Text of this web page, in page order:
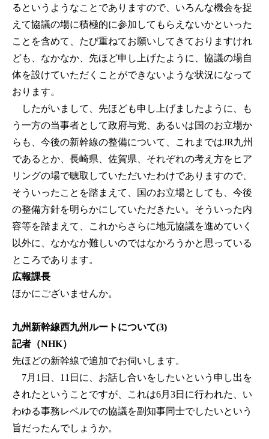
るというようなことでありますので、いろんな機会を捉
えて協議の場に積極的に参加してもらえないかといった
ことを含めて、たび重ねてお願いしてきておりますけれ
ども、なかなか、先ほど申し上げたように、協議の場自
体を設けていただくことができないような状況になって
おります。
したがいまして、先ほども申し上げましたように、も
う一方の当事者として政府与党、あるいは国のお立場か
らも、今後の新幹線の整備について、これまではJR九州
であるとか、長崎県、佐賀県、それぞれの考え方をヒア
リングの場で聴取していただいたわけでありますので、
そういったことを踏まえて、国のお立場としても、今後
の整備方針を明らかにしていただきたい。そういった内
容等を踏まえて、これからさらに地元協議を進めていく
以外に、なかなか難しいのではなかろうかと思っている
ところであります。
広報課長
ほかにございませんか。
九州新幹線西九州ルートについて(3)
記者（NHK）
先ほどの新幹線で追加でお伺いします。
7月1日、11日に、お話し合いをしたいという申し出を
されたということですが、これは6月3日に行われた、い
わゆる事務レベルでの協議を副知事同士でしたいという
旨だったんでしょうか。